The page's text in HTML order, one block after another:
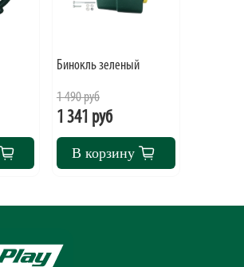
Бинокль зеленый
1 490 руб
1 341 руб
В корзину